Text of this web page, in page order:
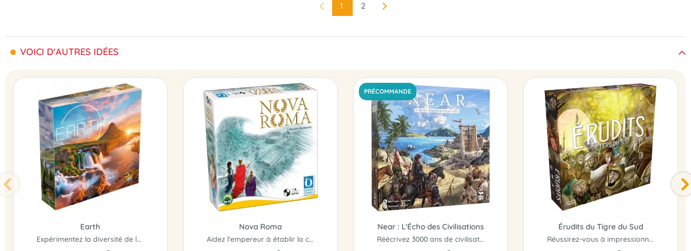
1 2
VOICI D'AUTRES IDÉES
Earth
Expérimentez la diversité de la nature pour créer le plus parfait...
Nova Roma
Aidez l'empereur à établir la capitale orientale de Constantinople...
PRÉCOMMANDE
Near : L'Écho des Civilisations
Réécrivez 3000 ans de civilisation !
Érudits du Tigre du Sud
Réussirez-vous à impressionner le calife..?